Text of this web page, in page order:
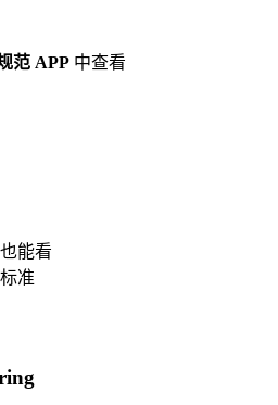
范 APP 中查看
能看
准